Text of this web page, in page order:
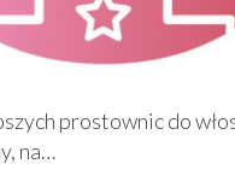
prostownic do
na…